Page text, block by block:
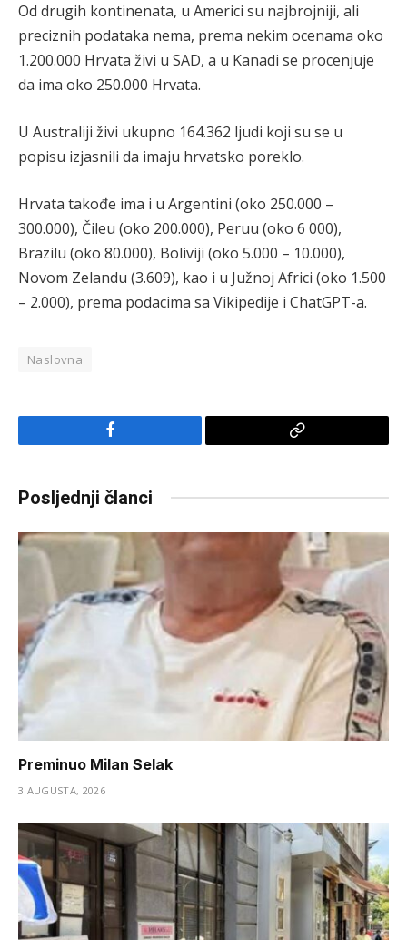
Od drugih kontinenata, u Americi su najbrojniji, ali
preciznih podataka nema, prema nekim ocenama oko
1.200.000 Hrvata živi u SAD, a u Kanadi se procenjuje
da ima oko 250.000 Hrvata.
U Australiji živi ukupno 164.362 ljudi koji su se u
popisu izjasnili da imaju hrvatsko poreklo.
Hrvata takođe ima i u Argentini (oko 250.000 –
300.000), Čileu (oko 200.000), Peruu (oko 6 000),
Brazilu (oko 80.000), Boliviji (oko 5.000 – 10.000),
Novom Zelandu (3.609), kao i u Južnoj Africi (oko 1.500
– 2.000), prema podacima sa Vikipedije i ChatGPT-a.
Naslovna
Facebook
Copy
Posljednji članci
Preminuo Milan Selak
3 AUGUSTA, 2026